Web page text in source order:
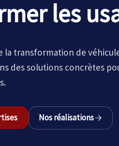
les
la transformation de
des solutions concrètes
Nos réalisations